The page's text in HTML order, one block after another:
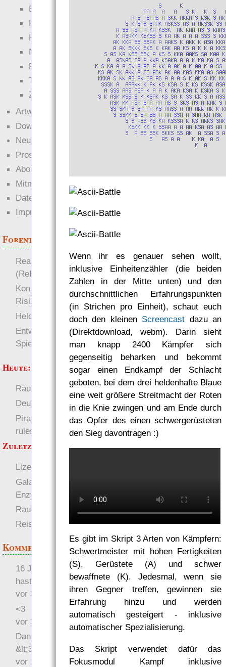
Wenn ihr es genauer sehen wollt,
inklusive Einheitenzähler (die beiden
Zahlen in der Mitte unten) und den
durchschnittlichen Erfahrungspunkten
(in Strichen pro Einheit), schaut euch
doch den kleinen Screencast dazu an
(Direktdownload, webm). Darin sieht
man knapp 2400 Kämpfer sich
gegenseitig beharken und bekommt
sogar einen Endkampf der Schlacht
geboten, bei dem drei heldenhafte Blaue
eine weit größere Streitmacht der Roten
in die Knie zwingen und am Ende durch
das Opfer des einen schwergerüsteten
den Sieg davontragen :)
Es gibt im Skript 3 Arten von Kämpfern:
Schwertmeister mit hohen Fertigkeiten
(S), Gerüstete (A) und schwer
bewaffnete (K). Jedesmal, wenn sie
ihren Gegner treffen, gewinnen sie
Erfahrung hinzu und werden
automatisch gesteigert - inklusive
automatischer Spezialisierung.
Das Skript verwendet dafür das
Fokusmodul Kampf inklusive
EWS-X
Freihändler
Hinter der Welt
Magie
RaumZeit
Technophob
Zettel-RPG
Artwork
Downloads
Neuigkeiten
Prosa
Abonnieren
Mitmachen
Datenschutz
Impressum
Forenthemen
Realistische Kämpfe
(ReKa)
Konzept für Schwächen:
Risiko
Heldendokument
Entwicklung von
Spielwelten
more
Heute:
RaumZeit
Welten
Deutsch
Pirate Party Flyerbook
rules
Zuletzt angezeigt:
Lizenzbestimmungen
Galaktische
Enzyklopädie
RaumZeit
Reisen in RaumZeit
Kommentare
16 Jahre später: mist, du
hast Recht …
vor 31 Wochen 4 Tage
<3
vor 34 Wochen 5 Tage
Danke für das Statement
&lt;3
vor 1 Jahr 48 Wochen